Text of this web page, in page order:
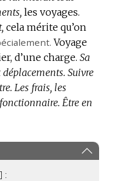
les voyages.
cela mérite qu’on
Voyage
d’une charge. Sa
Suivre
Les frais, les
Être en
: